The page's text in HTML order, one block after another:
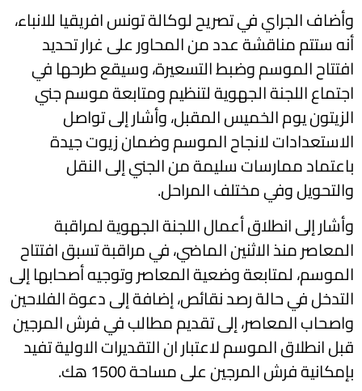
وأضاف الجراي في تصريح لوكالة تونس افريقيا للانباء،
أنه ستتم مناقشة عدد من المحاور على غرار تحديد
افتتاح الموسم وضبط التسعيرة، وسيقع طرحها في
اجتماع اللجنة الجهوية لتنظيم ومتابعة موسم جني
الزيتون يوم الخميس المقبل، وأشار إلى تواصل
الاستعدادات لانجاح الموسم وضمان زيوت جيدة
باعتماد ممارسات سليمة من الجني إلى النقل
والتحويل وفي مختلف المراحل.
وأشار إلى انطلاق أعمال اللجنة الجهوية لمراقبة
المعاصر منذ الاثنين الماضي، في مراقبة تسبق افتتاح
الموسم، لمتابعة وضعية المعاصر وتوجيه أصحابها إلى
التدخل في حالة رصد نقائص، إضافة إلى دعوة الفلاحين
واصحاب المعاصر، إلى تقديم مطالب في فرش المرجين
قبل انطلاق الموسم لاعتبار ان التقديرات الاولية تفيد
بإمكانية فرش المرجين على مساحة 1500 هك.